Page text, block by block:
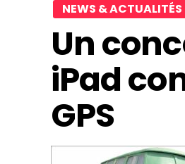
NEWS & ACTUALITÉS
Un
iPad
GPS